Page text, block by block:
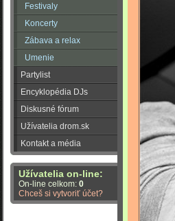
Festivaly
Koncerty
Zábava a relax
Umenie
Partylist
Encyklopédia DJs
Diskusné fórum
Užívatelia drom.sk
Kontakt a média
Užívatelia on-line:
On-line celkom: 0
Chceš si vytvoriť účet?